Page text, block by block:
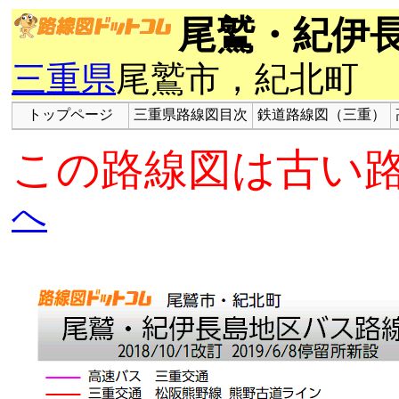
尾鷲・紀伊
三重県尾鷲市，紀北町
トップページ 三重県路線図目次 鉄道路線図（三重）
この路線図は古い
へ